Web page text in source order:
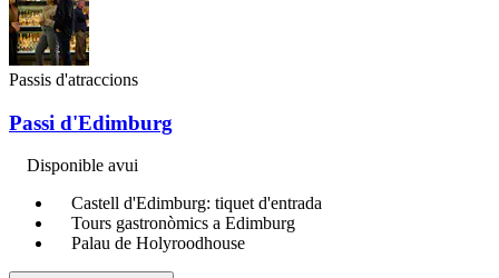
Passis d'atraccions
Passi d'Edimburg
Disponible avui
Castell d'Edimburg: tiquet d'entrada
Tours gastronòmics a Edimburg
Palau de Holyroodhouse